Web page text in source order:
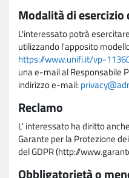
Modalità di
L'interessato potrà
utilizzando l'apposito
https://www.unifi.it/vp-
una e-mail al Responsabile
indirizzo e-mail:
Reclamo
L' interessato ha diritto
Garante per la Protezione
del GDPR (http://
Obbligatorietà o